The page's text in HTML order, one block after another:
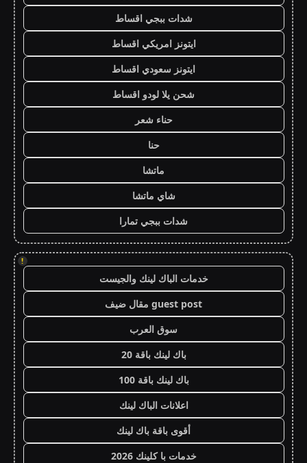
شدات ببجي اقساط
ايتونز امريكي اقساط
ايتونز سعودي اقساط
شحن يلا لودو اقساط
حناء شعر
حنا
ماتشا
شاي ماتشا
شدات ببجي تمارا
!
خدمات الباك لينك والجيست
guest post مقال ضيف
سوق العرب
باك لينك باقة 20
باك لينك باقة 100
اعلانات الباك لينك
أقوى باقة باك لينك
خدمات با كلينك 2026